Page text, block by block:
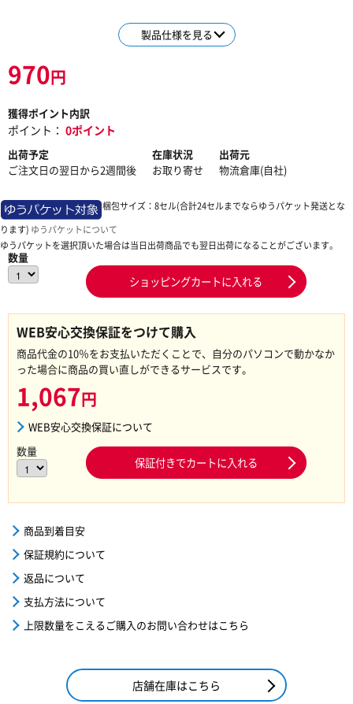
製品仕様を見る
970円
獲得ポイント内訳
ポイント： 0ポイント
出荷予定
ご注文日の翌日から2週間後
在庫状況
お取り寄せ
出荷元
物流倉庫(自社)
梱包サイズ：8セル(合計24セルまでならゆうパケット発送とな
ります) ゆうパケットについて
ゆうパケットを選択頂いた場合は当日出荷商品でも翌日出荷になることがございます。
数量
ショッピングカートに入れる
WEB安心交換保証をつけて購入
商品代金の10％をお支払いただくことで、自分のパソコンで動かなか
った場合に商品の買い直しができるサービスです。
1,067円
WEB安心交換保証について
数量
保証付きでカートに入れる
商品到着目安
保証規約について
返品について
支払方法について
上限数量をこえるご購入のお問い合わせはこちら
店舗在庫はこちら